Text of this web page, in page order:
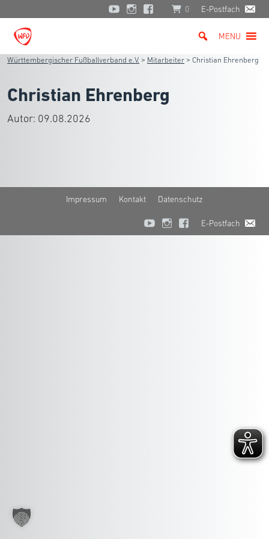
0 E-Postfach
MENU
Württembergischer Fußballverband e.V. > Mitarbeiter > Christian Ehrenberg
Christian Ehrenberg
Autor: 09.08.2026
Impressum Kontakt Datenschutz
E-Postfach